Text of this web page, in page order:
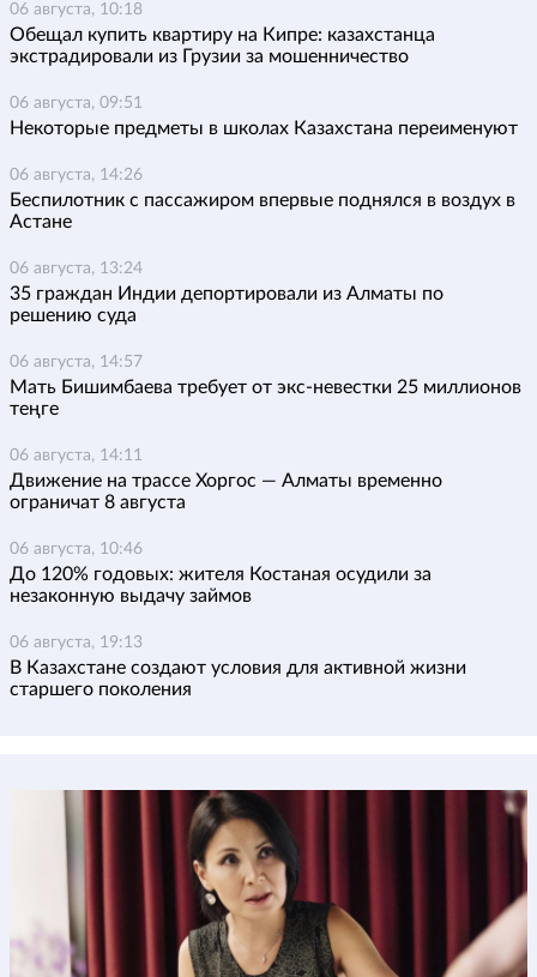
06 августа, 10:18
Обещал купить квартиру на Кипре: казахстанца
экстрадировали из Грузии за мошенничество
06 августа, 09:51
Некоторые предметы в школах Казахстана переименуют
06 августа, 14:26
Беспилотник с пассажиром впервые поднялся в воздух в
Астане
06 августа, 13:24
35 граждан Индии депортировали из Алматы по
решению суда
06 августа, 14:57
Мать Бишимбаева требует от экс-невестки 25 миллионов
теңге
06 августа, 14:11
Движение на трассе Хоргос — Алматы временно
ограничат 8 августа
06 августа, 10:46
До 120% годовых: жителя Костаная осудили за
незаконную выдачу займов
06 августа, 19:13
В Казахстане создают условия для активной жизни
старшего поколения